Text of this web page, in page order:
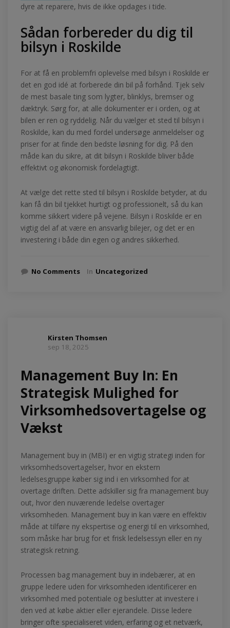
dyre at reparere, hvis de ikke opdages i tide.
Sådan forbereder du dig til
bilsyn i Roskilde
For at få en problemfri oplevelse med bilsyn i Roskilde er
det en god idé at forberede din bil på forhånd. Tjek selv
de mest basale ting som lygter, blinklys, bremser og
dæktryk. Sørg for, at alle dokumenter er i orden, og at
bilen er ren og ryddelig. Når du vælger et sted til bilsyn i
Roskilde, kan du med fordel undersøge anmeldelser og
priser for at finde den bedste løsning for dig. På den
måde kan du sikre, at dit bilsyn i Roskilde bliver både
effektivt og økonomisk fordelagtigt.
At vælge det rette sted til bilsyn i Roskilde betyder, at du
kan få din bil tjekket hurtigt og professionelt, så du kan
komme sikkert videre på vejene. Bilsyn i Roskilde er en
vigtig del af at være en ansvarlig bilejer, og det er en
investering i både din egen og andres sikkerhed.
No Comments In Uncategorized
Kirsten Thomsen
sep 18, 2025
Management Buy In: En
Strategisk Mulighed for
Virksomhedsovertagelse og
Vækst
Management buy in (MBI) er en vigtig strategi inden for
virksomhedsovertagelser, hvor en ekstern
ledelsesgruppe køber sig ind i en virksomhed for at
overtage driften. Dette adskiller sig fra management buy
out, hvor den nuværende ledelse overtager
virksomheden. Management buy in kan være en effektiv
måde at tilføre ny ekspertise og energi til en virksomhed,
som måske har brug for et frisk ledelsessyn eller en ny
strategisk retning.
Processen bag management buy in indebærer, at en
gruppe ledere uden for virksomheden identificerer en
virksomhed med potentiale og beslutter at investere i
den ved at købe aktier eller ejerandele. Disse ledere
bringer ofte specialiseret viden, erfaring og et netværk,